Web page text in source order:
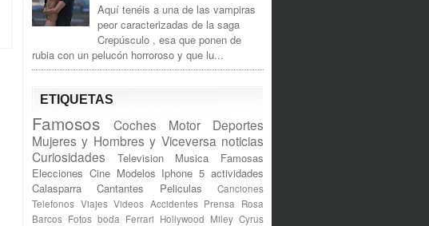
Aquí tenéis a una de las vampiras
peor caracterizadas de la saga
Crepúsculo , esa que ponen de
rubia con un pelucón horroroso y que lu...
ETIQUETAS
Famosos Coches Motor
Deportes
Mujeres y Hombres y Viceversa noticias
Curiosidades
Television Musica
Famosas
Elecciones Cine Modelos Iphone 5 actividades
Calasparra
Cantantes Peliculas
Canciones
Telefonos Viajes Videos Accidentes Prensa Rosa
Barcos Fotos boda Ferrari Hollywood Miley Cyrus